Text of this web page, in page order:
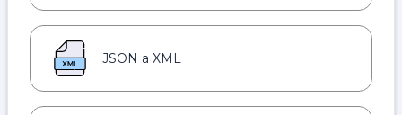
JSON a XML